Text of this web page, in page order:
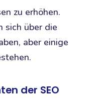
zu erhöhen.
sich über die
aber einige
der SEO